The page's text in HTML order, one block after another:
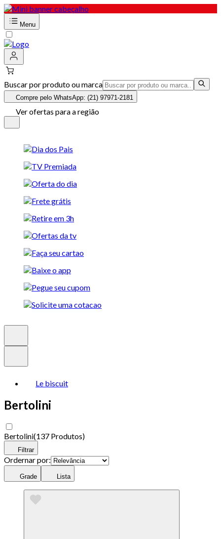
Menu
Buscar por produto ou marca
Compre pelo WhatsApp: (21) 97971-2181
Ver ofertas para a região
Le biscuit
Bertolini
Bertolini(137 Produtos)
Filtrar
Ordernar por:
Grade Lista